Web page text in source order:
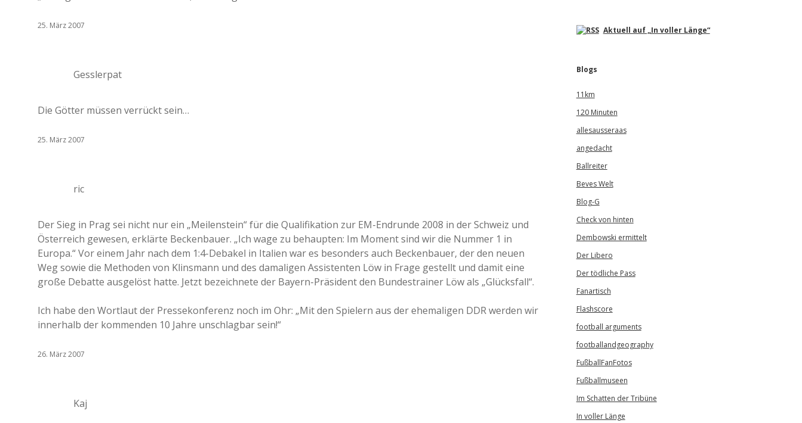
25. März 2007
Gesslerpat
Die Götter müssen verrückt sein…
25. März 2007
ric
Der Sieg in Prag sei nicht nur ein „Meilenstein“ für die Qualifikation zur EM-Endrunde 2008 in der Schweiz und
Österreich gewesen, erklärte Beckenbauer. „Ich wage zu behaupten: Im Moment sind wir die Nummer 1 in
Europa.“ Vor einem Jahr nach dem 1:4-Debakel in Italien war es besonders auch Beckenbauer, der den neuen
Weg sowie die Methoden von Klinsmann und des damaligen Assistenten Löw in Frage gestellt und damit eine
große Debatte ausgelöst hatte. Jetzt bezeichnete der Bayern-Präsident den Bundestrainer Löw als „Glücksfall“.
Ich habe den Wortlaut der Pressekonferenz noch im Ohr: „Mit den Spielern aus der ehemaligen DDR werden wir
innerhalb der kommenden 10 Jahre unschlagbar sein!“
26. März 2007
Kaj
Aktuell auf „In voller Länge“
Blogs
11km
120 Minuten
allesausseraas
angedacht
Ballreiter
Beves Welt
Blog-G
Check von hinten
Dembowski ermittelt
Der Libero
Der tödliche Pass
Fanartisch
Flashscore
football arguments
footballandgeography
FußballFanFotos
Fußballmuseen
Im Schatten der Tribüne
In voller Länge